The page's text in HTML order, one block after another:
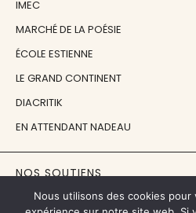
IMEC
MARCHÉ DE LA POÉSIE
ÉCOLE ESTIENNE
LE GRAND CONTINENT
DIACRITIK
EN ATTENDANT NADEAU
NOS SOUTIENS
Nous utilisons des cookies pour